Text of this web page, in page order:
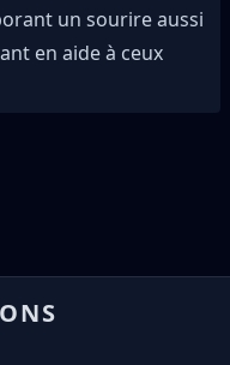
un sourire aussi
en aide à ceux